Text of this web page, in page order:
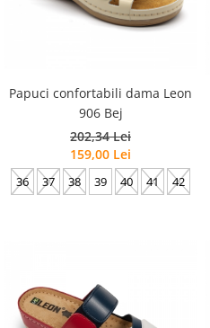
Papuci confortabili dama Leon
906 Bej
202,34 Lei
159,00 Lei
36 37 38 39 40 41 42